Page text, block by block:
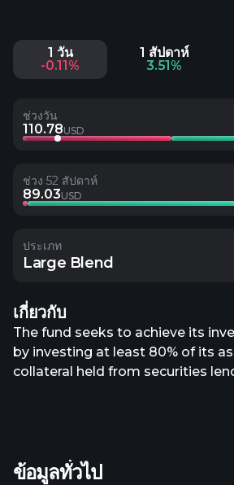
1 วัน
-0.11%
1 สัปดาห์
3.51%
ช่วงวัน
110.78USD
ช่วง 52 สัปดาห์
89.03USD
ประเภท
Large Blend
เกี่ยวกับ
The fund seeks to achieve its
by investing at least 80% of its
collateral held from securities
the index provider.
ข้อมูลทั่วไป